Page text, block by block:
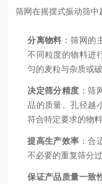
筛网在摇摆式振动筛中
分离物料 ：筛网的
不同粒度的物料进
匀的麦粒与杂质或
决定筛分精度 ：筛
品的质量。孔径越
符合特定要求的物料
提高生产效率 ：合
不必要的重复筛分
保证产品质量一致